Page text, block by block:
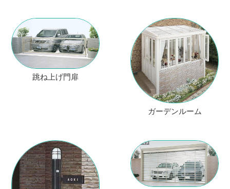
跳ね上げ門扉
ガーデンルーム